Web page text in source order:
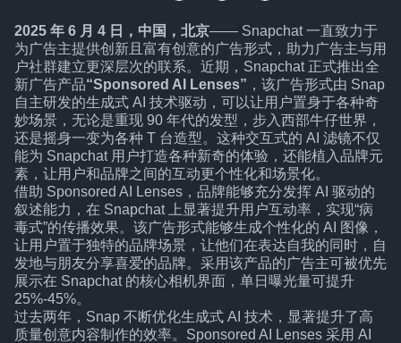
2025 年 6 月 4 日，中国，北京—— Snapchat 一直致力于
为广告主提供创新且富有创意的广告形式，助力广告主与用
户社群建立更深层次的联系。近期，Snapchat 正式推出全
新广告产品“Sponsored AI Lenses” ，该广告形式由 Snap
自主研发的生成式 AI 技术驱动，可以让用户置身于各种奇
妙场景，无论是重现 90 年代的发型，步入西部牛仔世界，
还是摇身一变为各种 T 台造型。这种交互式的 AI 滤镜不仅
能为 Snapchat 用户打造各种新奇的体验，还能植入品牌元
素，让用户和品牌之间的互动更个性化和场景化。
借助 Sponsored AI Lenses，品牌能够充分发挥 AI 驱动的
叙述能力，在 Snapchat 上显著提升用户互动率，实现“病
毒式”的传播效果。该广告形式能够生成个性化的 AI 图像，
让用户置于独特的品牌场景，让他们在表达自我的同时，自
发地与朋友分享喜爱的品牌。采用该产品的广告主可被优先
展示在 Snapchat 的核心相机界面，单日曝光量可提升
25%-45%。
过去两年，Snap 不断优化生成式 AI 技术，显著提升了高
质量创意内容制作的效率。Sponsored AI Lenses 采用 AI